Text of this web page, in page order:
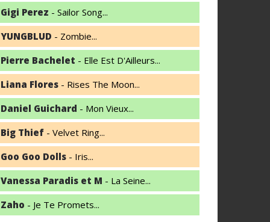
Gigi Perez - Sailor Song...
YUNGBLUD - Zombie...
Pierre Bachelet - Elle Est D'Ailleurs...
Liana Flores - Rises The Moon...
Daniel Guichard - Mon Vieux...
Big Thief - Velvet Ring...
Goo Goo Dolls - Iris...
Vanessa Paradis et M - La Seine...
Zaho - Je Te Promets...